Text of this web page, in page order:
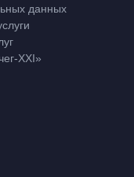
данных
XXI»